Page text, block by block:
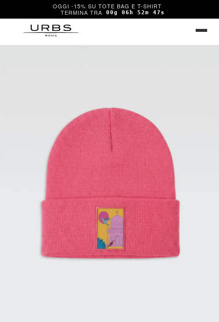
OGGI -15% SU TOTE BAG E T-SHIRT
00g 06h 52m 46s